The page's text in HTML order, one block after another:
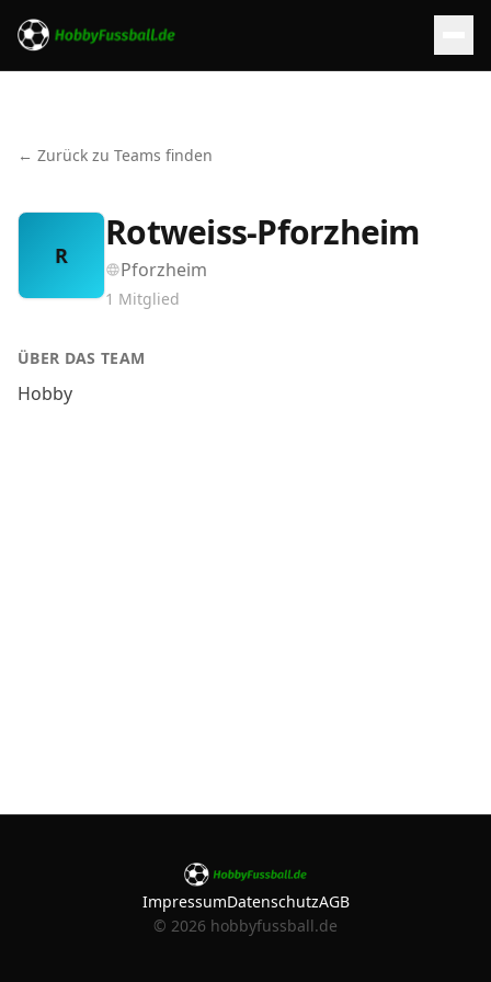
← Zurück zu Teams finden
R
Rotweiss-Pforzheim
Pforzheim
1 Mitglied
ÜBER DAS TEAM
Hobby
ImpressumDatenschutzAGB
© 2026 hobbyfussball.de